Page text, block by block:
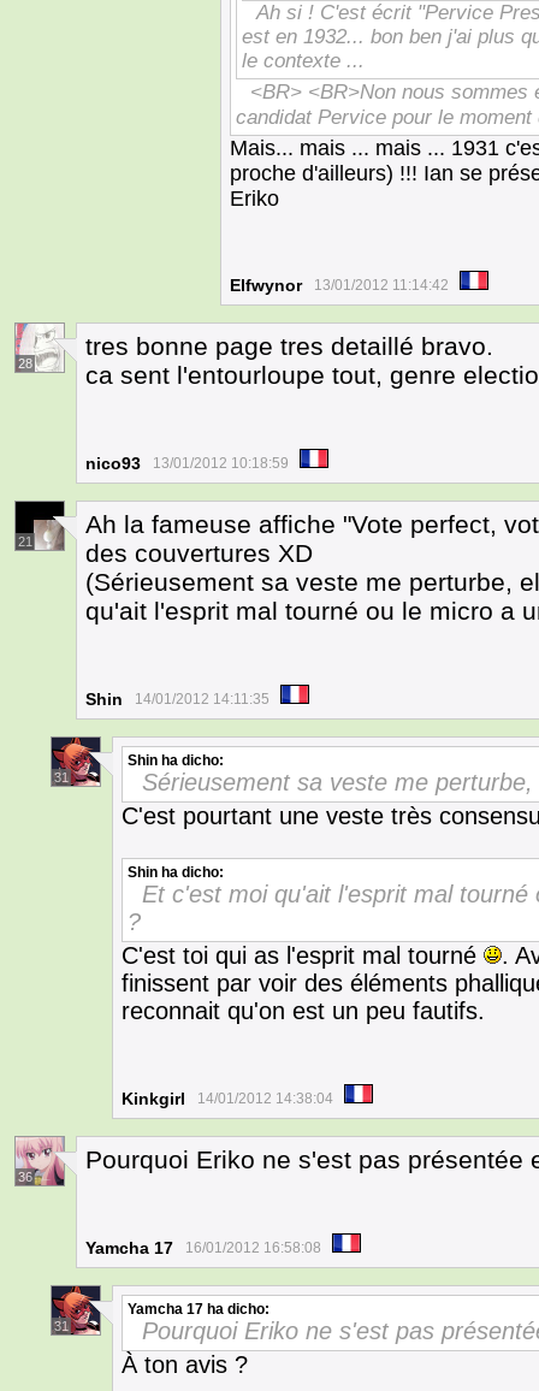
Ah si ! C'est écrit "Pervice
est en 1932... bon ben j'ai plus
le contexte ...
<BR> <BR>Non nous sommes
candidat Pervice pour le
Mais... mais ... mais ... 1931
proche d'ailleurs) !!! Ian se
Eriko
Elfwynor 13/01/2012 11:14:42
28
tres bonne page tres detaillé bravo.
ca sent l'entourloupe tout, genre
nico93 13/01/2012 10:18:59
21
Ah la fameuse affiche "Vote perfect,
des couvertures XD
(Sérieusement sa veste me perturbe,
qu'ait l'esprit mal tourné ou le micro a
Shin 14/01/2012 14:11:35
31
Shin ha dicho:
Sérieusement sa veste me
C'est pourtant une veste très
Shin ha dicho:
Et c'est moi qu'ait l'esprit mal
?
C'est toi qui as l'esprit mal tourné
.
finissent par voir des éléments
reconnait qu'on est un peu fautifs.
Kinkgirl 14/01/2012 14:38:04
36
Pourquoi Eriko ne s'est pas présentée
Yamcha 17 16/01/2012 16:58:08
31
Yamcha 17 ha dicho:
Pourquoi Eriko ne s'est pas
À ton avis ?